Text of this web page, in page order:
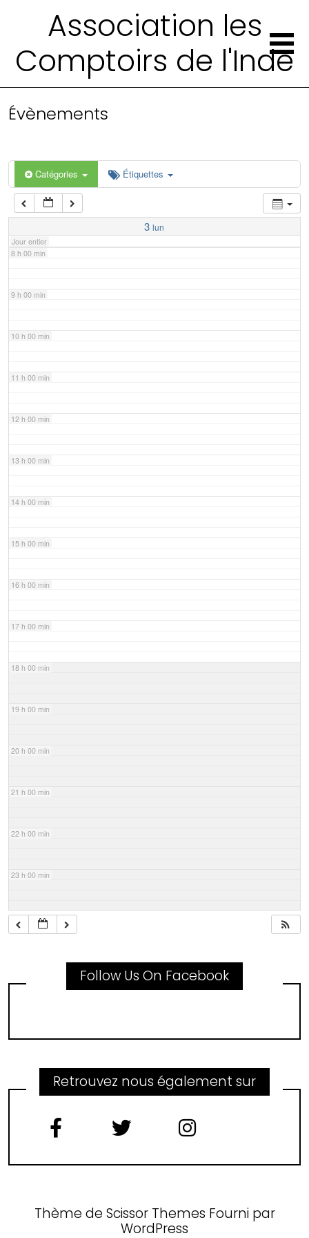
Association les
Comptoirs de l'Inde
Évènements
Catégories Étiquettes
3 lun
Jour entier
4 h 00 min
6 h 00 min
7 h 00 min
8 h 00 min
9 h 00 min
10 h 00 min
11 h 00 min
12 h 00 min
13 h 00 min
14 h 00 min
15 h 00 min
16 h 00 min
17 h 00 min
18 h 00 min
19 h 00 min
20 h 00 min
21 h 00 min
22 h 00 min
23 h 00 min
Follow Us On Facebook
Retrouvez nous également sur
Thème de Scissor Themes Fourni par
WordPress